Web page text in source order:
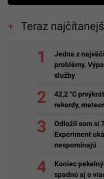
Teraz
Jedna z
problémy.
služby
42,2 °C
rekordy,
Odložil som si
Experiment
nespomínajú
Koniec
spadnú aj o